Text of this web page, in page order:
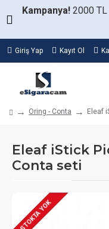
Kampanya! 2000 TL
Giriş Yap Kayıt Ol
Oring - Conta Eleaf
Eleaf iStick
Conta seti
STOKTA VAR
STOKTA YOK